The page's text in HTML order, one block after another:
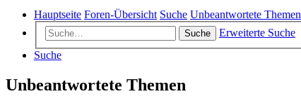
Hauptseite Foren-Übersicht Suche Unbeantwortete Themen
Suche
Erweiterte Suche
Suche
Unbeantwortete Themen